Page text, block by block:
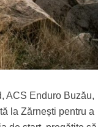
ACS Enduro Buzău,
la Zărnești pentru a